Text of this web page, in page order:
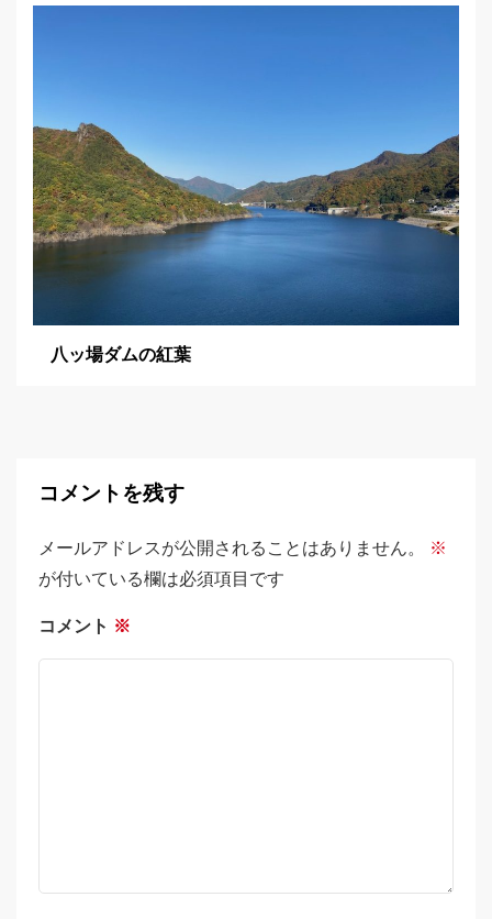
八ッ場ダムの紅葉
コメントを残す
メールアドレスが公開されることはありません。
※
が付いている欄は必須項目です
コメント ※